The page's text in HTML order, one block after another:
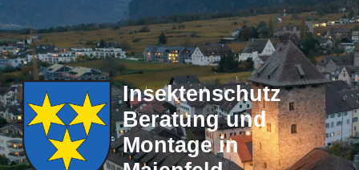
Insektenschutz
Beratung und
Montage in